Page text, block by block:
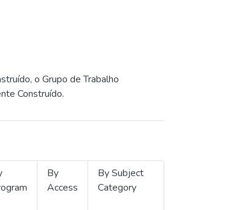
o Grupo de Trabalho
Construído.
By
Access
By Subject
Category